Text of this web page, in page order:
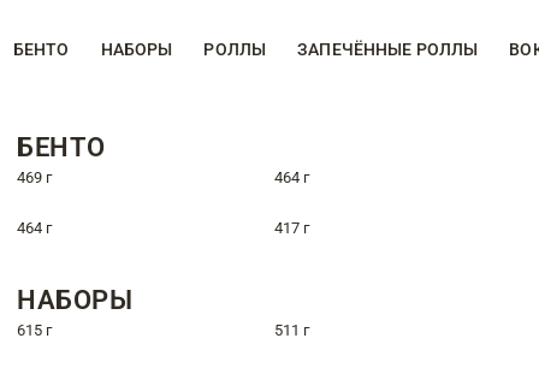
БЕНТО НАБОРЫ РОЛЛЫ ЗАПЕЧЁННЫЕ РОЛЛЫ
БЕНТО
469 г 464 г
464 г 417 г
НАБОРЫ
615 г 511 г